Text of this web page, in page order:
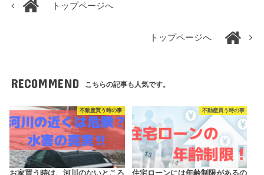
トップページへ
トップページへ
RECOMMEND こちらの記事も人気です。
不動産買う時の事
お家買う時は、河川のないところ
不動産買う時の事
住宅ローンには年齢制限があるの